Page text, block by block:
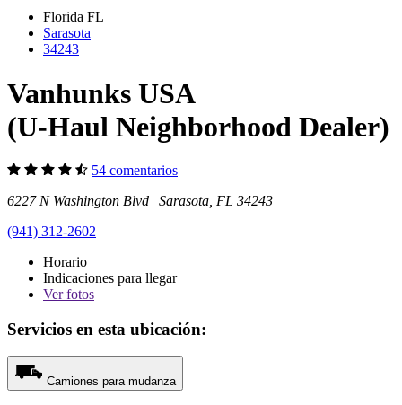
Florida FL
Sarasota
34243
Vanhunks USA
(U-Haul Neighborhood Dealer)
54 comentarios
6227 N Washington Blvd Sarasota, FL 34243
(941) 312-2602
Horario
Indicaciones para llegar
Verfotos
Servicios en esta ubicación:
Camiones para mudanza